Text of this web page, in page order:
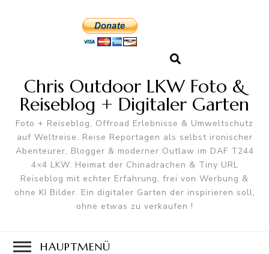
Chris Outdoor LKW Foto &
Reiseblog + Digitaler Garten
Foto + Reiseblog, Offroad Erlebnisse & Umweltschutz
auf Weltreise. Reise Reportagen als selbst ironischer
Abenteurer, Blogger & moderner Outlaw im DAF T244
4×4 LKW. Heimat der Chinadrachen & Tiny URL
Reiseblog mit echter Erfahrung, frei von Werbung &
ohne KI Bilder. Ein digitaler Garten der inspirieren soll,
ohne etwas zu verkaufen !
HAUPTMENÜ